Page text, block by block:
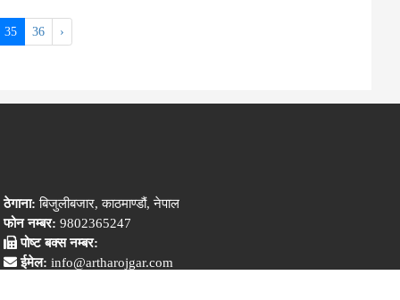
35 36 ›
ठेगाना:बिजुलीबजार, काठमाण्डौं, नेपाल
फोन नम्बर:9802365247
पोष्ट बक्स नम्बर:
ईमेल:info@artharojgar.com